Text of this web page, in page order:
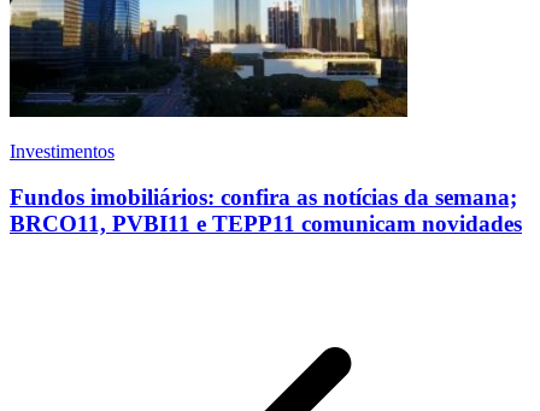
Investimentos
Fundos imobiliários: confira as notícias da semana;
BRCO11, PVBI11 e TEPP11 comunicam novidades